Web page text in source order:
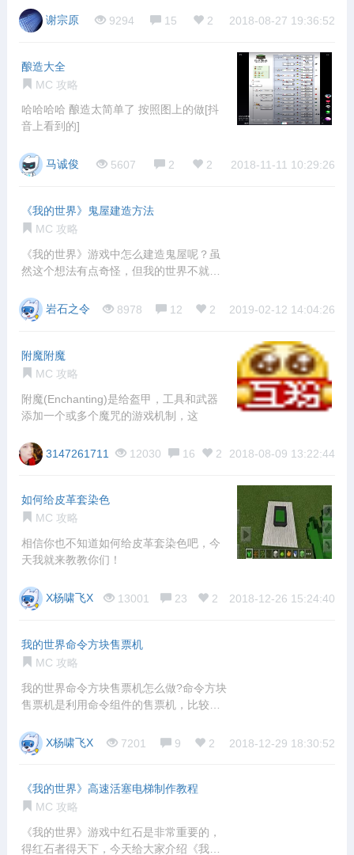
谢宗原 9294 15 2 2018-08-27 19:36:52
酿造大全
MC 攻略
哈哈哈哈 酿造太简单了 按照图上的做[抖
音上看到的]
马诚俊 5607 2 2 2018-11-11 10:29:26
《我的世界》鬼屋建造方法
MC 攻略
《我的世界》游戏中怎么建造鬼屋呢？虽
然这个想法有点奇怪，但我的世界不就是
岩石之令
8978 12 2 2019-02-12 14:04:26
附魔附魔
MC 攻略
附魔(Enchanting)是给盔甲，工具和武器
添加一个或多个魔咒的游戏机制，这
3147261711 12030 16 2 2018-08-09 13:22:44
如何给皮革套染色
MC 攻略
相信你也不知道如何给皮革套染色吧，今
天我就来教教你们！
X杨啸飞X 13001 23 2 2018-12-26 15:24:40
我的世界命令方块售票机
MC 攻略
我的世界命令方块售票机怎么做?命令方块
售票机是利用命令组件的售票机，比较便
X杨啸飞X
7201 9 2 2018-12-29 18:30:52
《我的世界》高速活塞电梯制作教程
MC 攻略
《我的世界》游戏中红石是非常重要的，
得红石者得天下，今天给大家介绍《我的